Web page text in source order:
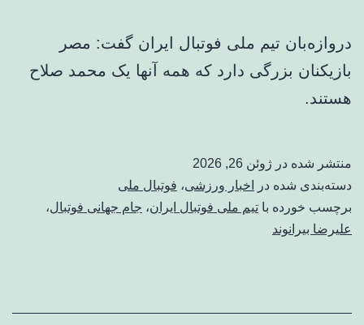
دروازه‌بان تیم ملی فوتبال ایران گفت: مصر
بازیکنان بزرگی دارد که همه آنها یک محمد صلاح
هستند.
منتشر شده در ژوئن 26, 2026
دسته‌بندی شده در
اخبار ورزشی، فوتبال ملی
برچسب خورده با تیم ملی فوتبال ایران، جام جهانی فوتبال،
علیرضا بیرانوند